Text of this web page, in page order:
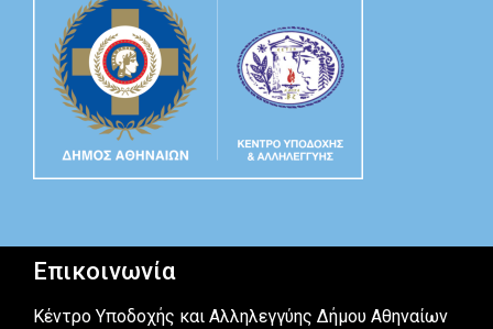
Επικοινωνία
Κέντρο Υποδοχής και Αλληλεγγύης Δήμου Αθηναίων